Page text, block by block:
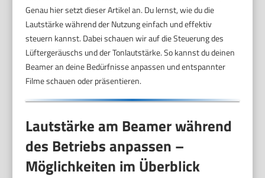
Genau hier setzt dieser Artikel an. Du lernst, wie du die
Lautstärke während der Nutzung einfach und effektiv
steuern kannst. Dabei schauen wir auf die Steuerung des
Lüftergeräuschs und der Tonlautstärke. So kannst du deinen
Beamer an deine Bedürfnisse anpassen und entspannter
Filme schauen oder präsentieren.
Lautstärke am Beamer während
des Betriebs anpassen –
Möglichkeiten im Überblick